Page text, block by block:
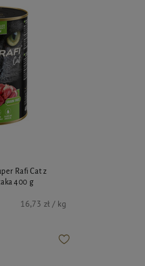
Rafi Cat z
400 g
16,73 zł / kg